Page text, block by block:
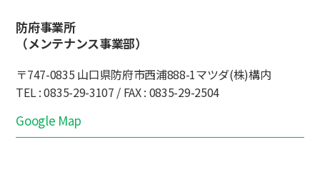
防府事業所
（メンテナンス事業部）
〒747-0835 山口県防府市西浦888-1マツダ(株)構内
TEL : 0835-29-3107 / FAX : 0835-29-2504
Google Map